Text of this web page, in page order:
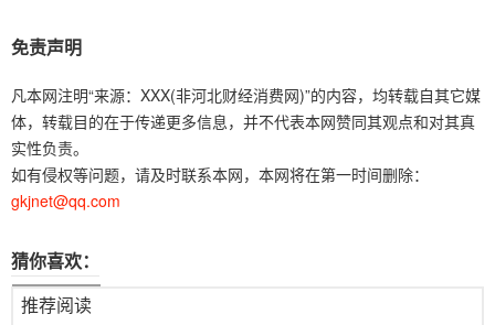
免责声明
凡本网注明“来源：XXX(非河北财经消费网)”的内容，均转载自其它媒
体，转载目的在于传递更多信息，并不代表本网赞同其观点和对其真
实性负责。
如有侵权等问题，请及时联系本网，本网将在第一时间删除：
gkjnet@qq.com
猜你喜欢：
推荐阅读